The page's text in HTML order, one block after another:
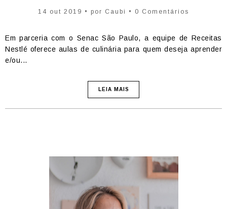
14 out 2019 • por Caubi • 0 Comentários
Em parceria com o Senac São Paulo, a equipe de Receitas
Nestlé oferece aulas de culinária para quem deseja aprender
e/ou...
LEIA MAIS